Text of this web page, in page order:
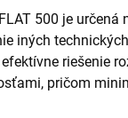
500 je
iných
riešenie
pričom